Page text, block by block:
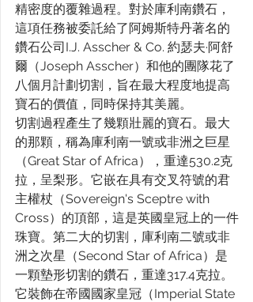
精密度的覆雜過程。對於庫利南鑽石，
這項任務被委託給了阿姆斯特丹著名的
鑽石公司I.J. Asscher & Co. 約瑟夫·阿舒
爾（Joseph Asscher）和他的團隊花了
八個月計劃切割，旨在最大程度地提高
寶石的價值，同時保持其美麗。
切割過程產生了幾顆壯麗的寶石。最大
的那顆，稱為庫利南一號或非洲之巨星
（Great Star of Africa），重達530.2克
拉，呈梨形。它嵌在具有交叉符號的君
主權杖（Sovereign's Sceptre with
Cross）的頂部，這是英國皇冠上的一件
珠寶。第二大的切割，庫利南二號或非
洲之次星（Second Star of Africa）是
一顆墊形切割的鑽石，重達317.4克拉。
它裝飾在帝國國家皇冠（Imperial State